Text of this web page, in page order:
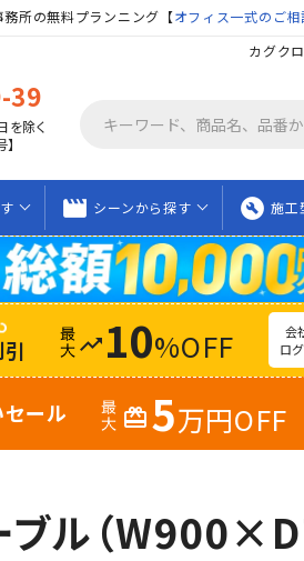
務所の無料プランニング【オフィス一式のご相
カグク
39
を除く
movie_creation シーンから探す build_circle 施工
trending_up 10%OFF
会
ロ
ール redeem 5万円OFF
ブル（